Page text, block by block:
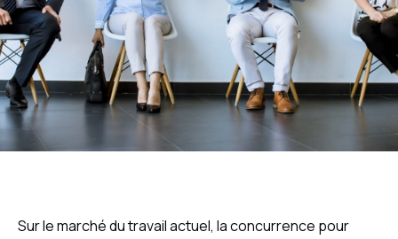
Sur le marché du travail actuel, la concurrence pour